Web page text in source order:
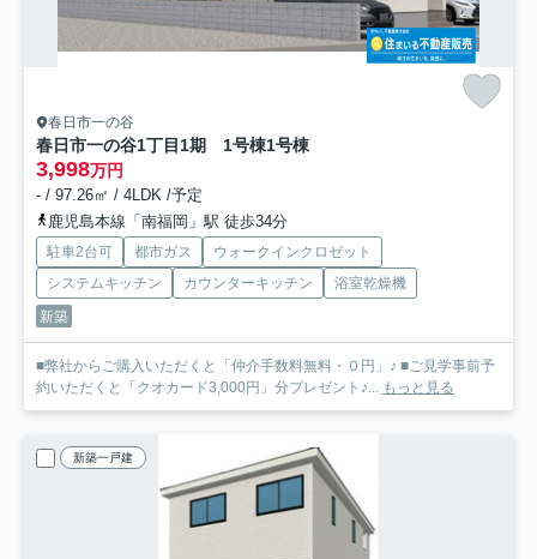
春日市一の谷
春日市一の谷1丁目1期 1号棟1号棟
3,998万円
- / 97.26㎡ / 4LDK /予定
鹿児島本線「南福岡」駅 徒歩34分
駐車2台可 都市ガス
ウォークインクロゼット
システムキッチン
カウンターキッチン
浴室乾燥機
新築
■弊社からご購入いただくと「仲介手数料無料・０円」♪ ■ご見学事前予
約いただくと「クオカード3,000円」分プレゼント♪... もっと見る
新築一戸建